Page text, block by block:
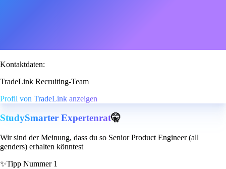
Kontaktdaten:
TradeLink Recruiting-Team
Profil von TradeLink anzeigen
StudySmarter Expertenrat🤫
Wir sind der Meinung, dass du so Senior Product Engineer (all
genders) erhalten könntest
✨Tipp Nummer 1